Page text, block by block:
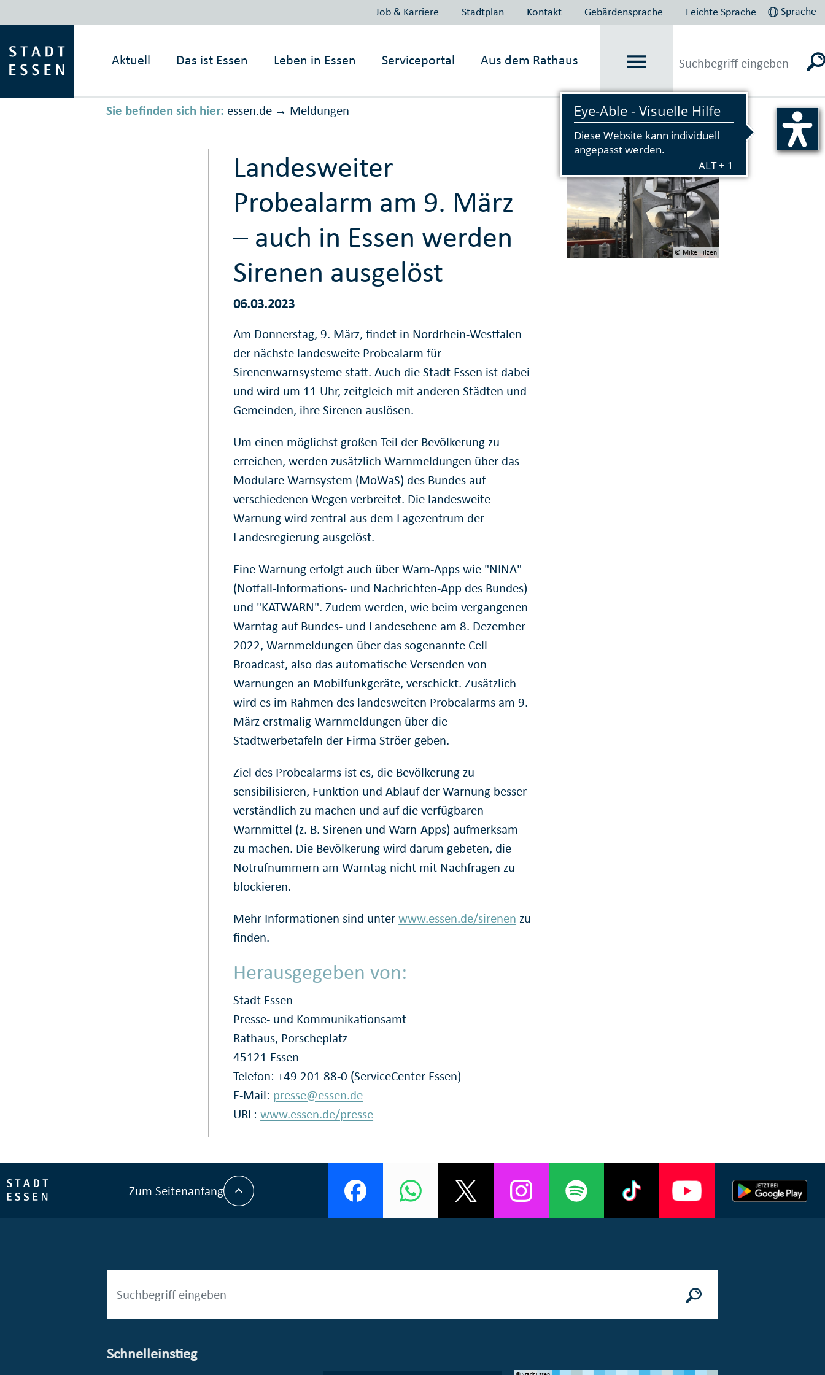
Job & Karriere Stadtplan Kontakt Gebärdensprache Leichte Sprache Sprache
Aktuell Das ist Essen Leben in Essen Serviceportal Aus dem Rathaus
Sie befinden sich hier: essen.de → Meldungen Vorlesen
Landesweiter
Probealarm am 9. März
– auch in Essen werden
Sirenen ausgelöst
06.03.2023
Am Donnerstag, 9. März, findet in Nordrhein-Westfalen
der nächste landesweite Probealarm für
Sirenenwarnsysteme statt. Auch die Stadt Essen ist dabei
und wird um 11 Uhr, zeitgleich mit anderen Städten und
Gemeinden, ihre Sirenen auslösen.
Um einen möglichst großen Teil der Bevölkerung zu
erreichen, werden zusätzlich Warnmeldungen über das
Modulare Warnsystem (MoWaS) des Bundes auf
verschiedenen Wegen verbreitet. Die landesweite
Warnung wird zentral aus dem Lagezentrum der
Landesregierung ausgelöst.
Eine Warnung erfolgt auch über Warn-Apps wie "NINA"
(Notfall-Informations- und Nachrichten-App des Bundes)
und "KATWARN". Zudem werden, wie beim vergangenen
Warntag auf Bundes- und Landesebene am 8. Dezember
2022, Warnmeldungen über das sogenannte Cell
Broadcast, also das automatische Versenden von
Warnungen an Mobilfunkgeräte, verschickt. Zusätzlich
wird es im Rahmen des landesweiten Probealarms am 9.
März erstmalig Warnmeldungen über die
Stadtwerbetafeln der Firma Ströer geben.
Ziel des Probealarms ist es, die Bevölkerung zu
sensibilisieren, Funktion und Ablauf der Warnung besser
verständlich zu machen und auf die verfügbaren
Warnmittel (z. B. Sirenen und Warn-Apps) aufmerksam
zu machen. Die Bevölkerung wird darum gebeten, die
Notrufnummern am Warntag nicht mit Nachfragen zu
blockieren.
Mehr Informationen sind unterwww.essen.de/sirenen zu
finden.
Herausgegeben von:
Stadt Essen
Presse- und Kommunikationsamt
Rathaus, Porscheplatz
45121 Essen
Telefon: +49 201 88-0 (ServiceCenter Essen)
E-Mail: presse@essen.de
URL:www.essen.de/presse
© Mike Filzen
Zum Seitenanfang
Schnelleinstieg